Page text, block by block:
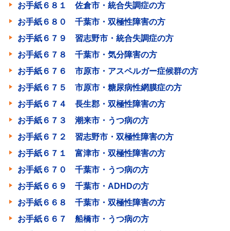
お手紙６８１ 佐倉市・統合失調症の方
お手紙６８０ 千葉市・双極性障害の方
お手紙６７９ 習志野市・統合失調症の方
お手紙６７８ 千葉市・気分障害の方
お手紙６７６ 市原市・アスペルガー症候群の方
お手紙６７５ 市原市・糖尿病性網膜症の方
お手紙６７４ 長生郡・双極性障害の方
お手紙６７３ 潮来市・うつ病の方
お手紙６７２ 習志野市・双極性障害の方
お手紙６７１ 富津市・双極性障害の方
お手紙６７０ 千葉市・うつ病の方
お手紙６６９ 千葉市・ADHDの方
お手紙６６８ 千葉市・双極性障害の方
お手紙６６７ 船橋市・うつ病の方